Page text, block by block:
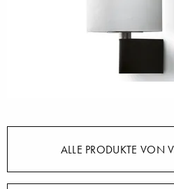
ALLE PRODUKTE VON